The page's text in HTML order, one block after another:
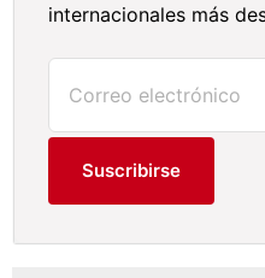
internacionales más
Suscribirse